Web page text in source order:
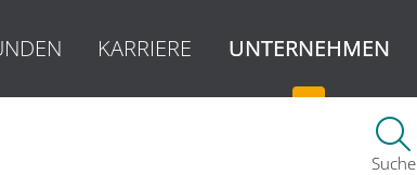
KARRIERE UNTERNEHMEN
Suche